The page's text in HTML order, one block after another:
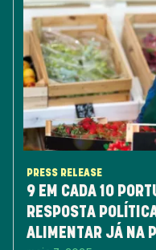
PRESS RELEASE
9 EM CADA 10
RESPOSTA
ALIMENTAR JÁ NA